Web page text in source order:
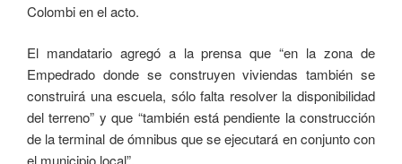
Colombi en el acto.
El mandatario agregó a la prensa que “en la zona de
Empedrado donde se construyen viviendas también se
construirá una escuela, sólo falta resolver la disponibilidad
del terreno” y que “también está pendiente la construcción
de la terminal de ómnibus que se ejecutará en conjunto con